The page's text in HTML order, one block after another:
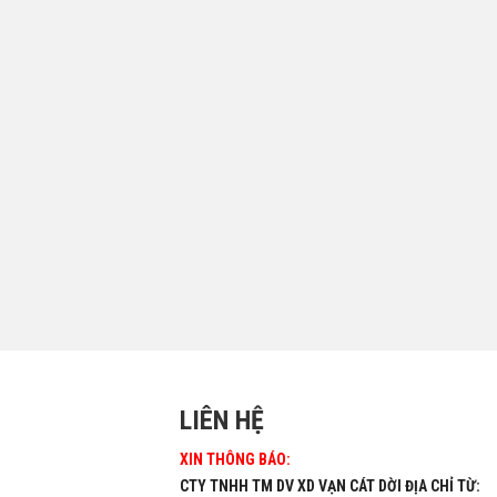
LIÊN HỆ
XIN THÔNG BÁO:
CTY TNHH TM DV XD VẠN CÁT DỜI ĐỊA CHỈ TỪ: